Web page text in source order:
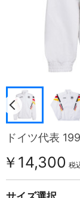
ドイツ代表
￥14,300 税